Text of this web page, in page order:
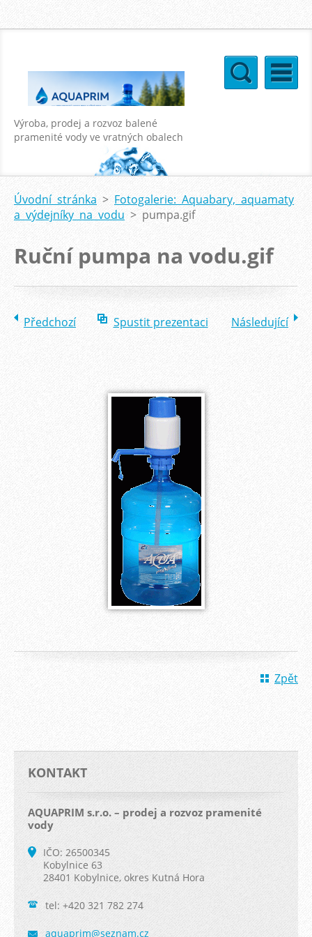
Výroba, prodej a rozvoz balené
pramenité vody ve vratných obalech
Úvodní stránka > Fotogalerie: Aquabary, aquamaty
a výdejníky na vodu > pumpa.gif
Ruční pumpa na vodu.gif
Předchozí Spustit prezentaci Následující
Zpět
KONTAKT
AQUAPRIM s.r.o. – prodej a rozvoz pramenité
vody
IČO: 26500345
Kobylnice 63
28401 Kobylnice, okres Kutná Hora
tel: +420 321 782 274
aquaprim@seznam.cz